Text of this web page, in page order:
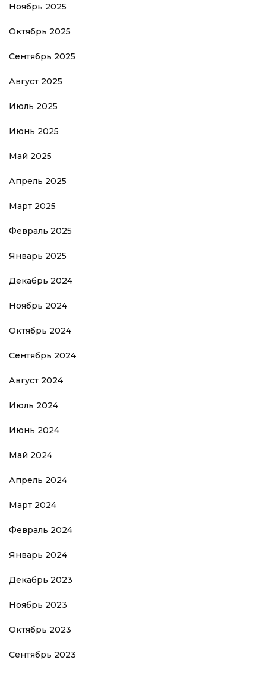
Ноябрь 2025
Октябрь 2025
Сентябрь 2025
Август 2025
Июль 2025
Июнь 2025
Май 2025
Апрель 2025
Март 2025
Февраль 2025
Январь 2025
Декабрь 2024
Ноябрь 2024
Октябрь 2024
Сентябрь 2024
Август 2024
Июль 2024
Июнь 2024
Май 2024
Апрель 2024
Март 2024
Февраль 2024
Январь 2024
Декабрь 2023
Ноябрь 2023
Октябрь 2023
Сентябрь 2023